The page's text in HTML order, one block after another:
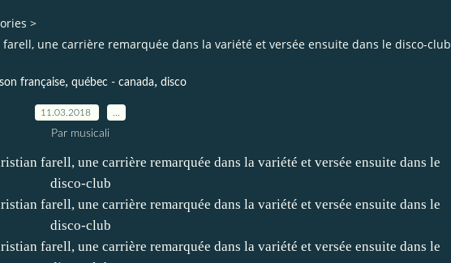
>
une carrière remarquée dans la variété et versée ensuite dans le disco-club
française, québec - canada, disco
11.03.2018
Par musicali